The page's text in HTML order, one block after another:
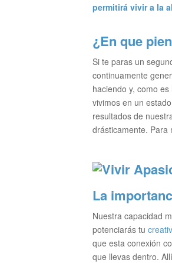
permitirá vivir a la
¿En que
Si te paras un
continuamente
haciendo y, como
vivimos en un
resultados de
drásticamente. Para
La
Nuestra capacidad
potenciarás tu
que esta conexión
que llevas dentro.